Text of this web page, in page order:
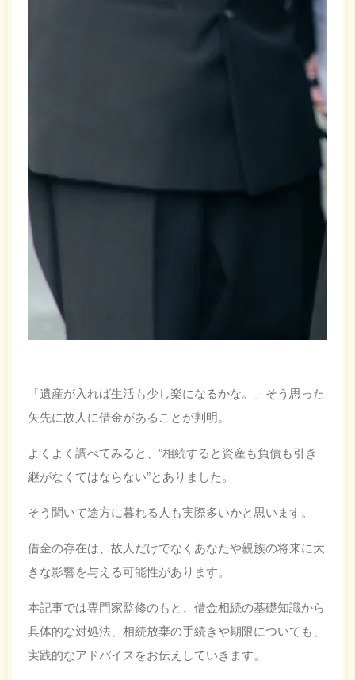
「遺産が入れば生活も少し楽になるかな。」そう思った
矢先に故人に借金があることが判明。
よくよく調べてみると、”相続すると資産も負債も引き
継がなくてはならない”とありました。
そう聞いて途方に暮れる人も実際多いかと思います。
借金の存在は、故人だけでなくあなたや親族の将来に大
きな影響を与える可能性があります。
本記事では専門家監修のもと、借金相続の基礎知識から
具体的な対処法、相続放棄の手続きや期限についても、
実践的なアドバイスをお伝えしていきます。